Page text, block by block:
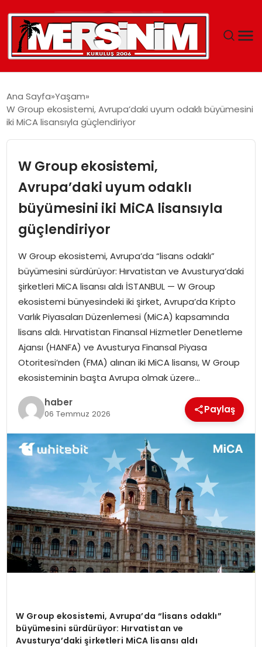
YAŞAM
EĞITIM
SPOR
EKONOMI
MAGAZIN
DÜNYA
OTOMOBIL
Ana Sayfa Yaşam
W Group ekosistemi, Avrupa’daki uyum odaklı büyümesini
iki MiCA lisansıyla güçlendiriyor
W Group ekosistemi,
Avrupa’daki uyum odaklı
büyümesini iki MiCA lisansıyla
güçlendiriyor
W Group ekosistemi, Avrupa’da “lisans odaklı”
büyümesini sürdürüyor: Hırvatistan ve Avusturya’daki
şirketleri MiCA lisansı aldı İSTANBUL — W Group
ekosistemi bünyesindeki iki şirket, Avrupa’da Kripto
Varlık Piyasaları Düzenlemesi (MiCA) kapsamında
lisans aldı. Hırvatistan Finansal Hizmetler Denetleme
Ajansı (HANFA) ve Avusturya Finansal Piyasa
Otoritesi’nden (FMA) alınan iki MiCA lisansı, W Group
ekosisteminin başta Avrupa olmak üzere…
haber
06 Temmuz 2026 Paylaş
W Group ekosistemi, Avrupa’da “lisans odaklı”
büyümesini sürdürüyor: Hırvatistan ve
Avusturya’daki şirketleri MiCA lisansı aldı